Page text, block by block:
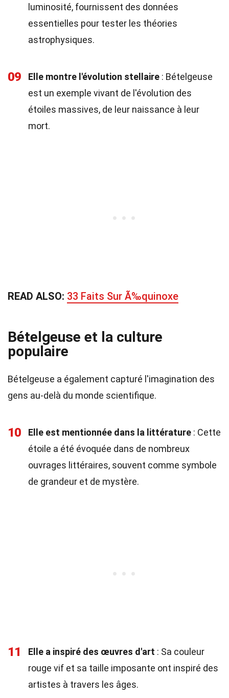
luminosité, fournissent des données
essentielles pour tester les théories
astrophysiques.
09 Elle montre l'évolution stellaire : Bételgeuse
est un exemple vivant de l'évolution des
étoiles massives, de leur naissance à leur
mort.
READ ALSO: 33 Faits Sur Ã‰quinoxe
Bételgeuse et la culture
populaire
Bételgeuse a également capturé l'imagination des
gens au-delà du monde scientifique.
10 Elle est mentionnée dans la littérature : Cette
étoile a été évoquée dans de nombreux
ouvrages littéraires, souvent comme symbole
de grandeur et de mystère.
11 Elle a inspiré des œuvres d'art : Sa couleur
rouge vif et sa taille imposante ont inspiré des
artistes à travers les âges.